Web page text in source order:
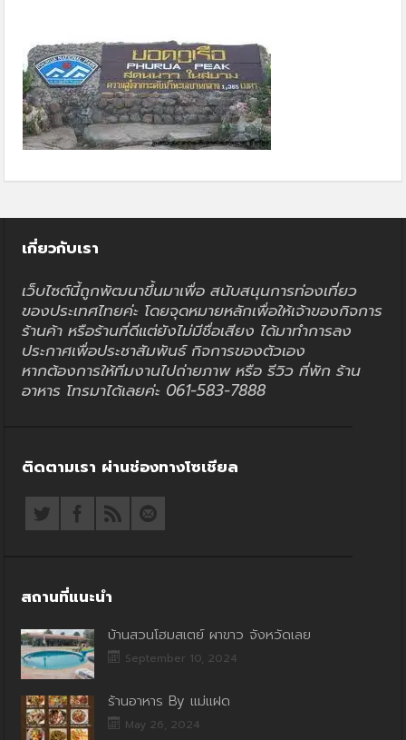
เกี่ยวกับเรา
เว็บไซต์นี้ถูกพัฒนาขึ้นมาเพื่อ สนับสนุนการท่องเที่ยว
ของประเทศไทยค่ะ โดยจุดหมายหลักเพื่อให้เจ้าของกิจการ
ร้านค้า หรือร้านที่ดีแต่ยังไม่มีชื่อเสียง ได้มาทำการลง
ประกาศเพื่อประชาสัมพันธ์ กิจการของตัวเอง
หากต้องการให้ทีมงานไปถ่ายภาพ หรือ รีวิว ที่พัก ร้าน
อาหาร โทรมาได้เลยค่ะ 061-583-7888
ติดตามเรา ผ่านช่องทางโซเชียล
สถานที่แนะนำ
บ้านสวนโฮมสเตย์ ผาขาว จังหวัดเลย
September 10, 2024
ร้านอาหาร By แม่แฝด
May 26, 2024